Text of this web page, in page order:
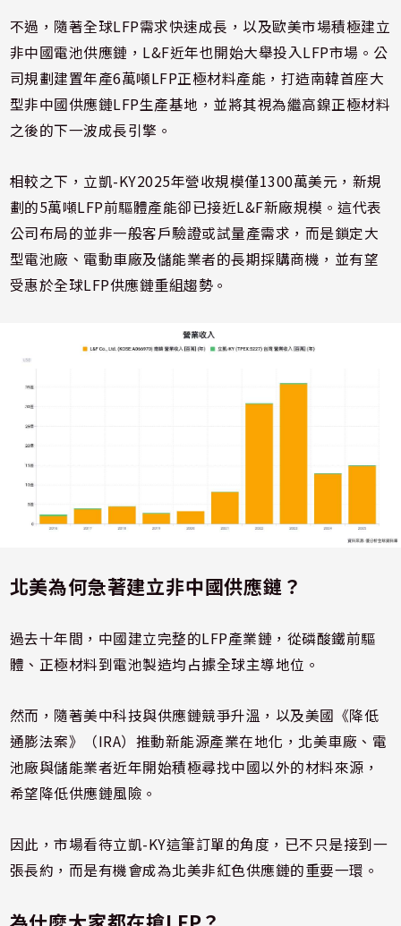
不過，隨著全球LFP需求快速成長，以及歐美市場積極建立
非中國電池供應鏈，L&F近年也開始大舉投入LFP市場。公
司規劃建置年產6萬噸LFP正極材料產能，打造南韓首座大
型非中國供應鏈LFP生產基地，並將其視為繼高鎳正極材料
之後的下一波成長引擎。
相較之下，立凱-KY2025年營收規模僅1300萬美元，新規
劃的5萬噸LFP前驅體產能卻已接近L&F新廠規模。這代表
公司布局的並非一般客戶驗證或試量產需求，而是鎖定大
型電池廠、電動車廠及儲能業者的長期採購商機，並有望
受惠於全球LFP供應鏈重組趨勢。
北美為何急著建立非中國供應鏈？
過去十年間，中國建立完整的LFP產業鏈，從磷酸鐵前驅
體、正極材料到電池製造均占據全球主導地位。
然而，隨著美中科技與供應鏈競爭升溫，以及美國《降低
通膨法案》（IRA）推動新能源產業在地化，北美車廠、電
池廠與儲能業者近年開始積極尋找中國以外的材料來源，
希望降低供應鏈風險。
因此，市場看待立凱-KY這筆訂單的角度，已不只是接到一
張長約，而是有機會成為北美非紅色供應鏈的重要一環。